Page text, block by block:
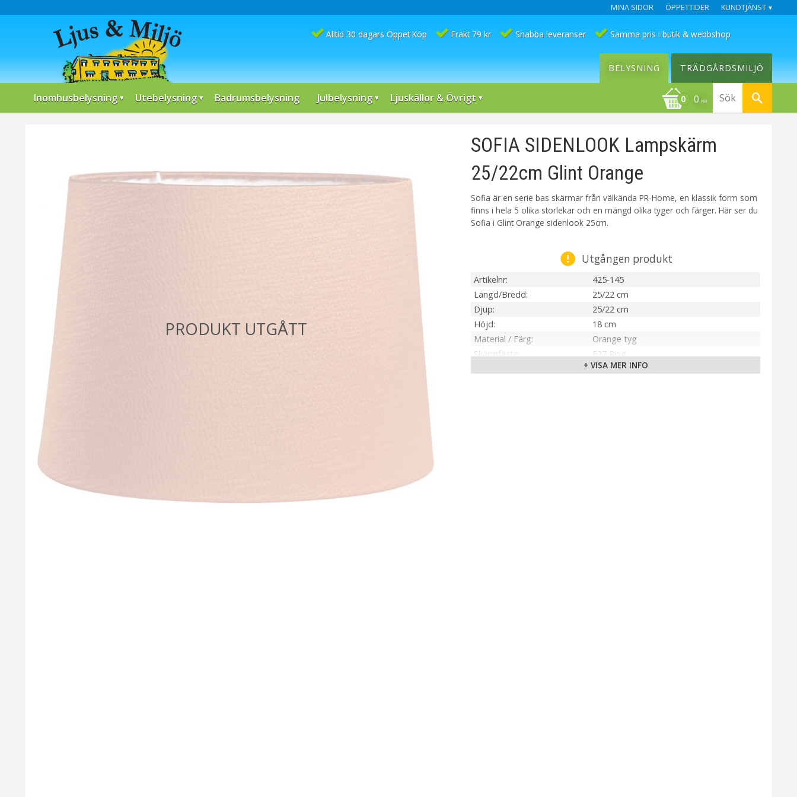
MINA SIDOR ÖPPETTIDER KUNDTJÄNST
Alltid 30 dagars Öppet Köp Frakt 79 kr Snabba leveranser Samma pris i butik & webbshop
Inomhusbelysning Utebelysning Badrumsbelysning Julbelysning Ljuskällor & Övrigt 0 KR
BELYSNING TRÄDGÅRDSMILJÖ
SOFIA SIDENLOOK Lampskärm
25/22cm Glint Orange
Sofia är en serie bas skärmar från välkända PR-Home, en klassik form som
finns i hela 5 olika storlekar och en mängd olika tyger och färger. Här ser du
Sofia i Glint Orange sidenlook 25cm.
Utgången produkt
Artikelnr
425-145
Längd/Bredd
25/22 cm
Djup
25/22 cm
Höjd
18 cm
Material / Färg
Orange tyg
Skärmfäste
E27 Ring
Inomhus
+ VISA MER INFO